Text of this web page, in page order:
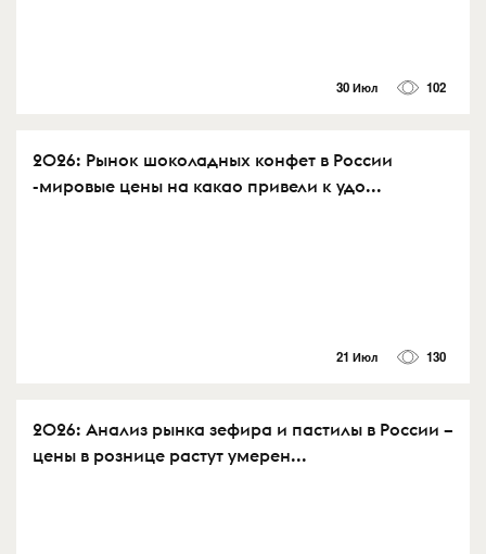
30 Июл 102
2026: Рынок шоколадных конфет в России
-мировые цены на какао привели к удо...
21 Июл 130
2026: Анализ рынка зефира и пастилы в России –
цены в рознице растут умерен...